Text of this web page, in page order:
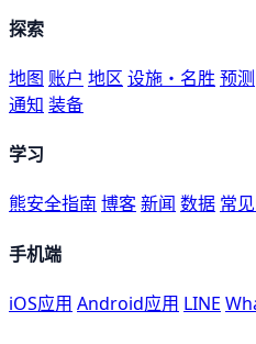
探索
地图 账户 地区 设施・名胜 预测
通知 装备
学习
熊安全指南 博客新闻 数据 常
手机端
iOS应用 Android应用 LINE